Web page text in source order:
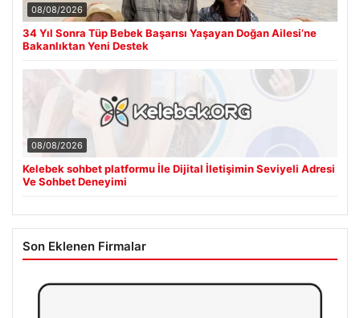
08/08/2026
34 Yıl Sonra Tüp Bebek Başarısı Yaşayan Doğan Ailesi’ne
Bakanlıktan Yeni Destek
08/08/2026
Kelebek sohbet platformu İle Dijital İletişimin Seviyeli Adresi
Ve Sohbet Deneyimi
Son Eklenen Firmalar